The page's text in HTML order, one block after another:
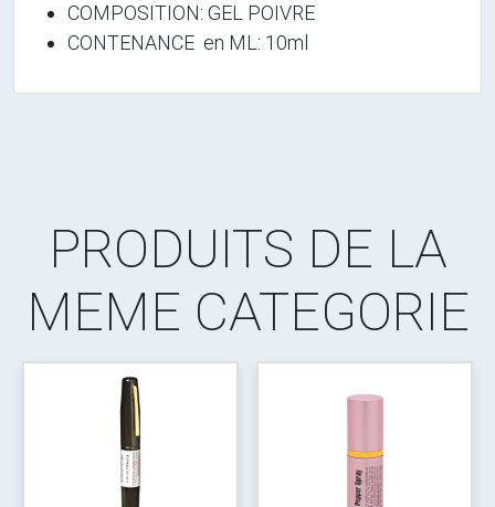
COMPOSITION: GEL POIVRE
CONTENANCE en ML: 10ml
PRODUITS DE LA
MEME CATEGORIE